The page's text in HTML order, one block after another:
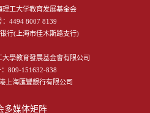
理工大学教育发展基金会
：4494 8007 8139
行(上海市佳木斯路支行)
學教育發展基金會有限公司
809-151632-838
上海匯豐銀行有限公司
多媒体矩阵